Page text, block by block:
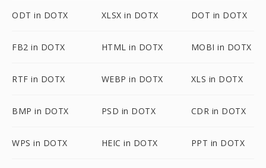
ODT in DOTX XLSX in DOTX DOT in DOTX
FB2 in DOTX HTML in DOTX MOBI in DOTX
RTF in DOTX WEBP in DOTX XLS in DOTX
BMP in DOTX PSD in DOTX CDR in DOTX
WPS in DOTX HEIC in DOTX PPT in DOTX